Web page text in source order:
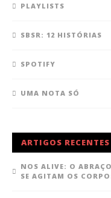
PLAYLISTS
SBSR: 12 HISTÓRIAS
SPOTIFY
UMA NOTA SÓ
ARTIGOS RECENTES
NOS ALIVE: O
SE AGITAM OS